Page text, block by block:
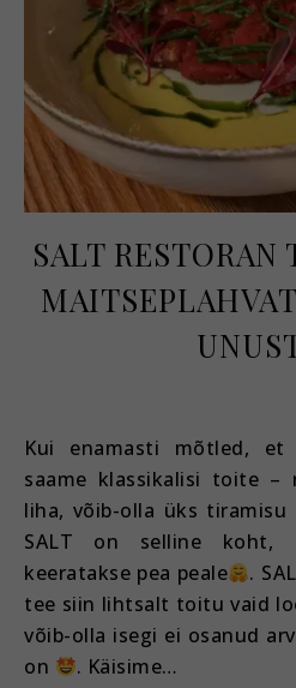
SALT
Kui enamasti mõtled, et lähme restorani ja
saame klassikalisi toite –
liha, võib-olla üks
SALT on selline koht,
keeratakse pea peale
.
tee siin lihtsalt toitu vaid
võib-olla isegi ei osanud
on
. Käisime…